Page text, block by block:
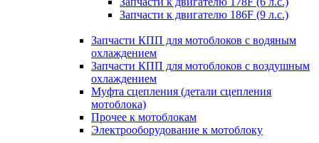
Запчасти к двигателю 186F (9 л.с.)
Запчасти КПП для мотоблоков с водяным
охлаждением
Запчасти КПП для мотоблоков с воздушным
охлаждением
Муфта сцепления (детали сцепления
мотоблока)
Прочее к мотоблокам
Электрооборудование к мотоблоку